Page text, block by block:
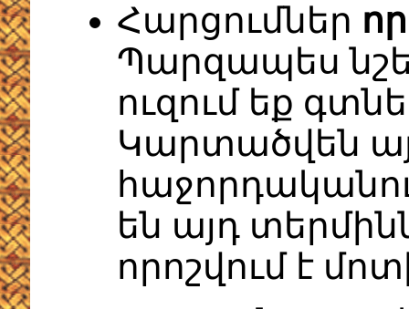
Հարցումներ
Պարզապես
ուզում եք
Կարտածվեն
են այդ
որոշվում է